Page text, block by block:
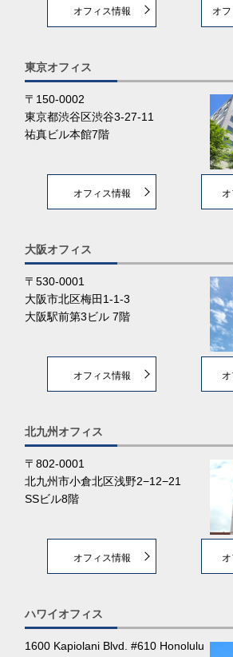
オフィス情報 オ
東京オフィス
〒150-0002
東京都渋谷区渋谷3-27-11
祐真ビル本館7階
オフィス情報
大阪オフィス
〒530-0001
大阪市北区梅田1-1-3
大阪駅前第3ビル 7階
オフィス情報
北九州オフィス
〒802-0001
北九州市小倉北区浅野2−12−21
SSビル8階
オフィス情報
ハワイオフィス
1600 Kapiolani Blvd. #610 Honolulu